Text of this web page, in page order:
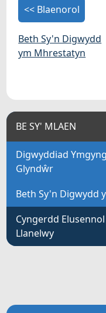
<< Blaenorol
Beth Sy'n Digwydd
ym Mhrestatyn
BE SY' MLAEN
Digwyddiad
Glyndŵr
Beth Sy'n Digwydd
Cyngerdd
Llanelwy